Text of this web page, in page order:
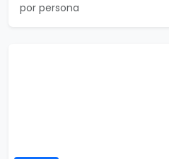
por persona